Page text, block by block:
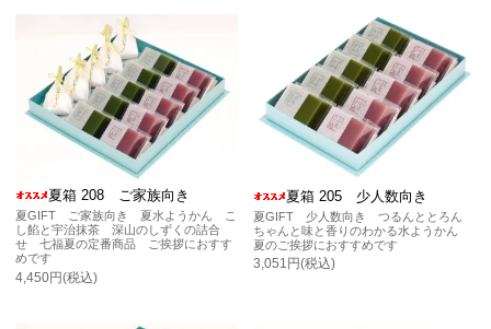
夏箱 208 ご家族向き
夏GIFT ご家族向き 夏水ようかん こ
し餡と宇治抹茶 深山のしずくの詰合
せ 七福夏の定番商品 ご挨拶におすす
めです
4,450円(税込)
夏箱 205 少人数向き
夏GIFT 少人数向き つるんととろん
ちゃんと味と香りのわかる水ようかん
夏のご挨拶におすすめです
3,051円(税込)